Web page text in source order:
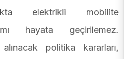
elektrikli mobilite
hayata geçirilemez.
politika kararları,